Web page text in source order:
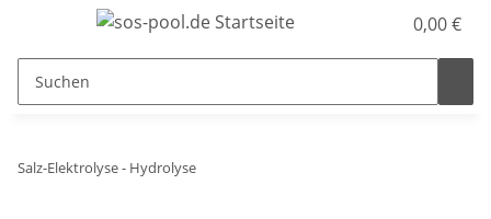
0,00 €
Salz-Elektrolyse - Hydrolyse